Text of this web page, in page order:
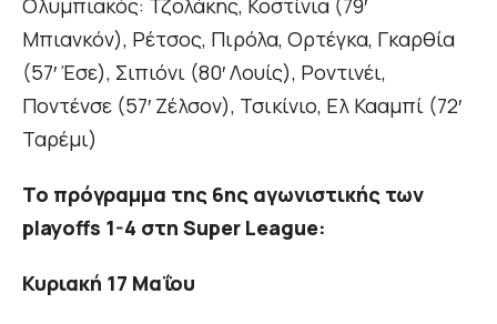
Ολυμπιακός: Τζολάκης, Κοστίνια (79′
Μπιανκόν), Ρέτσος, Πιρόλα, Ορτέγκα, Γκαρθία
(57′ Έσε), Σιπιόνι (80′ Λουίς), Ροντινέι,
Ποντένσε (57′ Ζέλσον), Τσικίνιο, Ελ Κααμπί (72′
Ταρέμι)
Το πρόγραμμα της 6ης αγωνιστικής των
playoffs 1-4 στη Super League:
Κυριακή 17 Μαΐου